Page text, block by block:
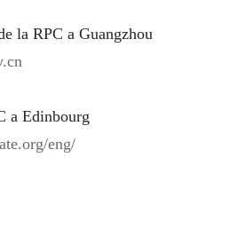
la RPC a Guangzhou
a Edinbourg
eng/